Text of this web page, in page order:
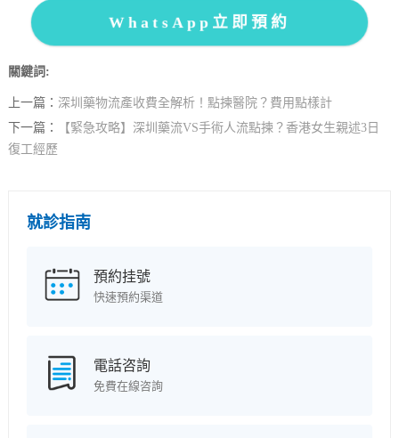
WhatsApp立即預約
關鍵詞:
上一篇： 深圳藥物流產收費全解析！點揀醫院？費用點樣計
下一篇：
【緊急攻略】深圳藥流VS手術人流點揀？香港女生親述3日
復工經歷
就診指南
預約挂號
快速預約渠道
電話咨詢
免費在線咨詢